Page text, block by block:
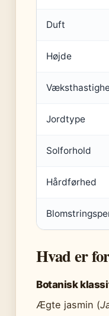
Duft
Højde
Jordtype
Solforhold
Hårdførhed
Hvad er
Botanisk
Ægte jasmin (